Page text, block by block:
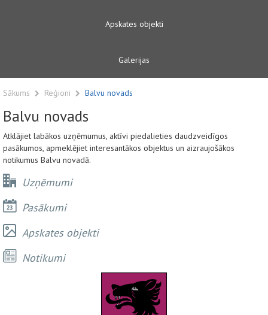
Apskates objekti
Galerijas
Sākums Reģioni Balvu novads
Balvu novads
Atklājiet labākos uzņēmumus, aktīvi piedalieties daudzveidīgos
pasākumos, apmeklējiet interesantākos objektus un aizraujošākos
notikumus Balvu novadā.
Uzņēmumi
Pasākumi
Apskates objekti
Notikumi